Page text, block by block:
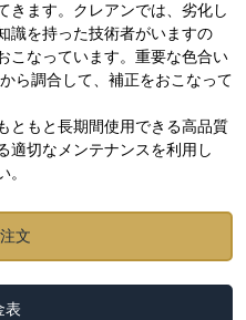
きます。クレアンでは、劣化し
識を持った技術者がいますの
こなっています。重要な色合い
ら調合して、補正をおこなって
ともと長期間使用できる高品質
適切なメンテナンスを利用し
文
表